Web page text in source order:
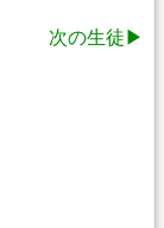
次の生徒▶